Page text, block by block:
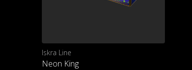
Iskra Line
Neon King